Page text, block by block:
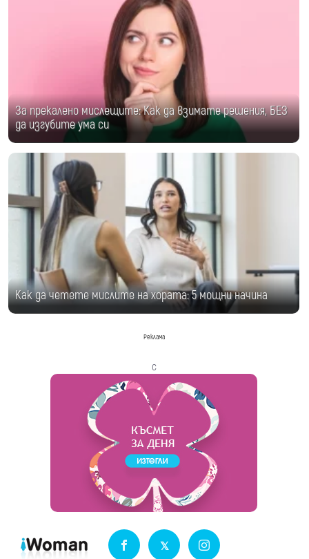
За прекалено мислещите: Как да взимате решения, БЕЗ
да изгубите ума си
Как да четете мислите на хората: 5 мощни начина
Реклама
с